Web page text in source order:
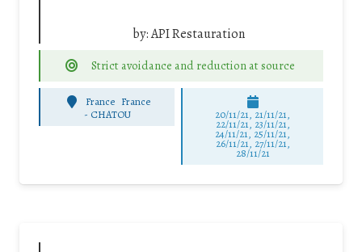
by:API Restauration
Strict avoidance and reduction at source
France France
- CHATOU 20/11/21, 21/11/21,
22/11/21, 23/11/21,
24/11/21, 25/11/21,
26/11/21, 27/11/21,
28/11/21